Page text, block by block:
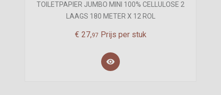
TOILETPAPIER JUMBO MINI 100% CELLULOSE 2
LAAGS 180 METER X 12 ROL
€ 27,97 Prijs per stuk
